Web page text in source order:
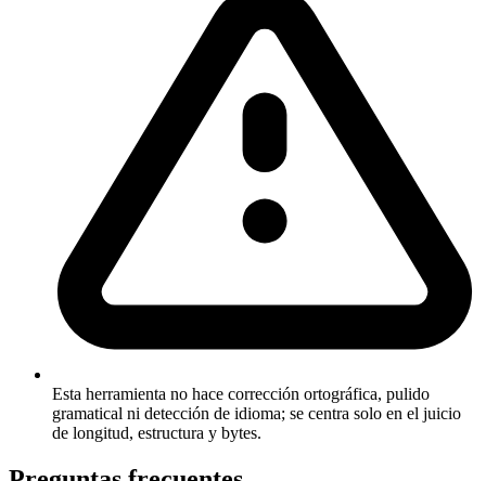
Esta herramienta no hace corrección ortográfica, pulido
gramatical ni detección de idioma; se centra solo en el juicio
de longitud, estructura y bytes.